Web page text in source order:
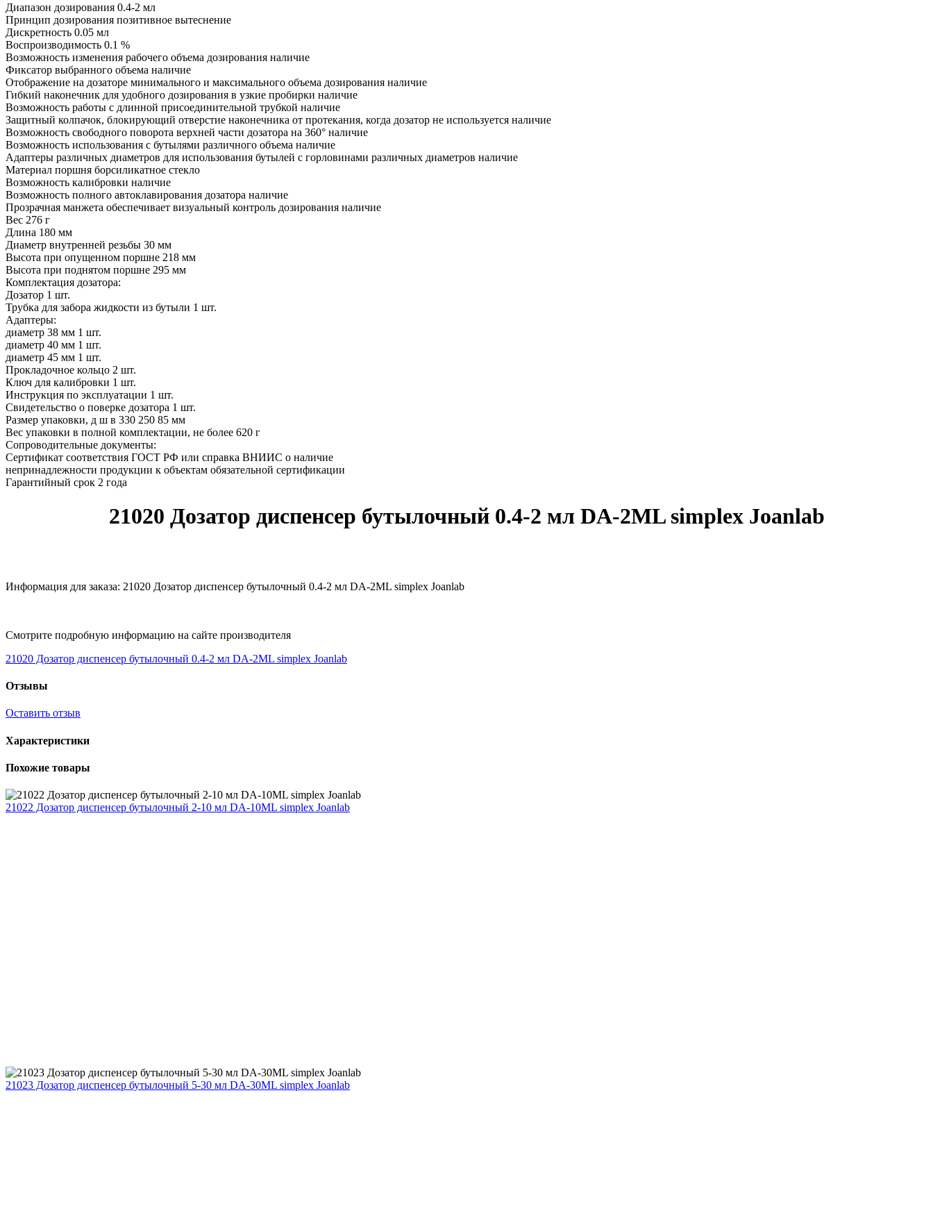
Диапазон дозирования 0.4-2 мл
Принцип дозирования позитивное вытеснение
Дискретность 0.05 мл
Воспроизводимость 0.1 %
Возможность изменения рабочего объема дозирования наличие
Фиксатор выбранного объема наличие
Отображение на дозаторе минимального и максимального объема дозирования наличие
Гибкий наконечник для удобного дозирования в узкие пробирки наличие
Возможность работы с длинной присоединительной трубкой наличие
Защитный колпачок, блокирующий отверстие наконечника от протекания, когда дозатор не используется наличие
Возможность свободного поворота верхней части дозатора на 360° наличие
Возможность использования с бутылями различного объема наличие
Адаптеры различных диаметров для использования бутылей с горловинами различных диаметров наличие
Материал поршня борсиликатное стекло
Возможность калибровки наличие
Возможность полного автоклавирования дозатора наличие
Прозрачная манжета обеспечивает визуальный контроль дозирования наличие
Вес 276 г
Длина 180 мм
Диаметр внутренней резьбы 30 мм
Высота при опущенном поршне 218 мм
Высота при поднятом поршне 295 мм
Комплектация дозатора:
Дозатор 1 шт.
Трубка для забора жидкости из бутыли 1 шт.
Адаптеры:
диаметр 38 мм 1 шт.
диаметр 40 мм 1 шт.
диаметр 45 мм 1 шт.
Прокладочное кольцо 2 шт.
Ключ для калибровки 1 шт.
Инструкция по эксплуатации 1 шт.
Свидетельство о поверке дозатора 1 шт.
Размер упаковки, д ш в 330 250 85 мм
Вес упаковки в полной комплектации, не более 620 г
Сопроводительные документы:
Сертификат соответствия ГОСТ РФ или справка ВНИИС о наличие
непринадлежности продукции к объектам обязательной сертификации
Гарантийный срок 2 года
21020 Дозатор диспенсер бутылочный 0.4-2 мл DA-2ML simplex Joanlab
Информация для заказа: 21020 Дозатор диспенсер бутылочный 0.4-2 мл DA-2ML simplex Joanlab
Смотрите подробную информацию на сайте производителя
21020 Дозатор диспенсер бутылочный 0.4-2 мл DA-2ML simplex Joanlab
Отзывы
Оставить отзыв
Характеристики
Похожие товары
21022 Дозатор диспенсер бутылочный 2-10 мл DA-10ML simplex Joanlab
21023 Дозатор диспенсер бутылочный 5-30 мл DA-30ML simplex Joanlab